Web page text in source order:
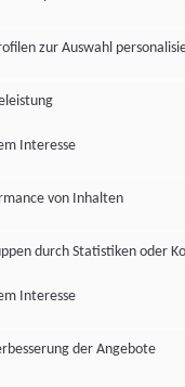
zur Auswahl
Interesse
von Inhalten
durch Statistiken oder
Interesse
der Angebote